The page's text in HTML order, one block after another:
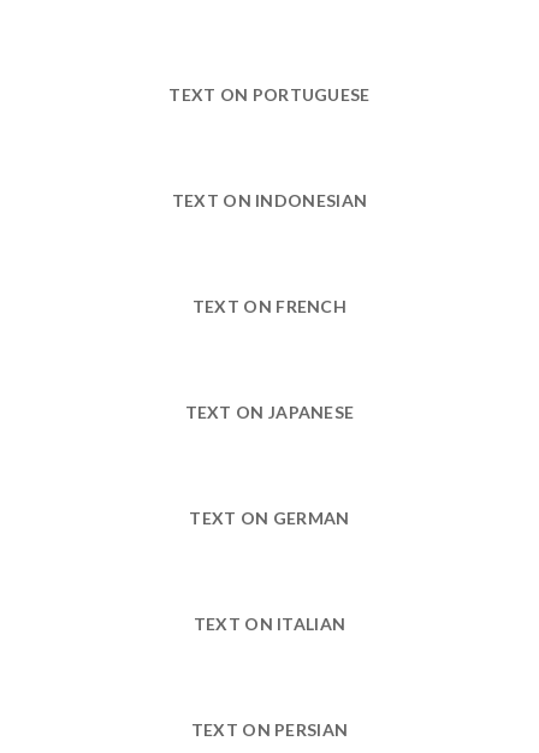
TEXT ON PORTUGUESE
TEXT ON INDONESIAN
TEXT ON FRENCH
TEXT ON JAPANESE
TEXT ON GERMAN
TEXT ON ITALIAN
TEXT ON PERSIAN